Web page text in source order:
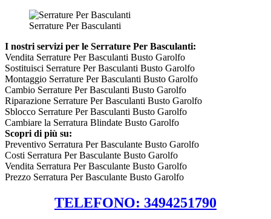
Serrature Per Basculanti
I nostri servizi per le Serrature Per Basculanti:
Vendita Serrature Per Basculanti Busto Garolfo
Sostituisci Serrature Per Basculanti Busto Garolfo
Montaggio Serrature Per Basculanti Busto Garolfo
Cambio Serrature Per Basculanti Busto Garolfo
Riparazione Serrature Per Basculanti Busto Garolfo
Sblocco Serrature Per Basculanti Busto Garolfo
Cambiare la Serratura Blindate Busto Garolfo
Scopri di più su:
Preventivo Serratura Per Basculante Busto Garolfo
Costi Serratura Per Basculante Busto Garolfo
Vendita Serratura Per Basculante Busto Garolfo
Prezzo Serratura Per Basculante Busto Garolfo
TELEFONO: 3494251790